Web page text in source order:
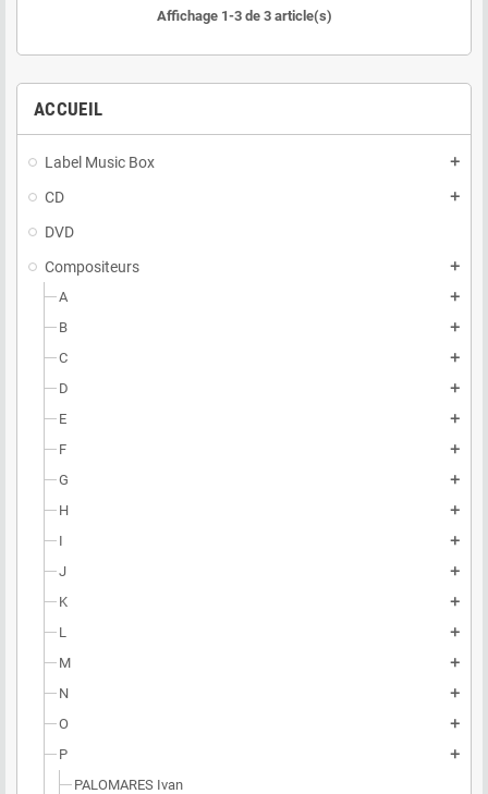
ACCUEIL
Label Music Box add
CD add
DVD
Compositeurs
add
A add
B add
C add
D add
E add
F add
G add
H add
I add
J add
K add
L add
M add
N add
O add
P add
PALOMARES Ivan
Affichage 1-3 de 3 article(s)